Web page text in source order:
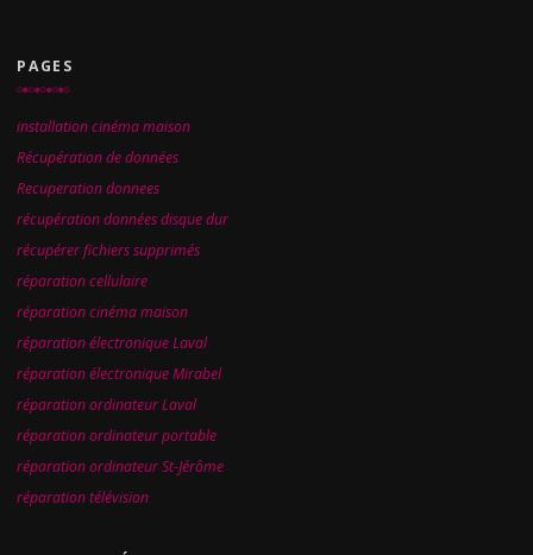
PAGES
installation cinéma maison
Récupération de données
Recuperation donnees
récupération données disque dur
récupérer fichiers supprimés
réparation cellulaire
réparation cinéma maison
réparation électronique Laval
réparation électronique Mirabel
réparation ordinateur Laval
réparation ordinateur portable
réparation ordinateur St-Jérôme
réparation télévision